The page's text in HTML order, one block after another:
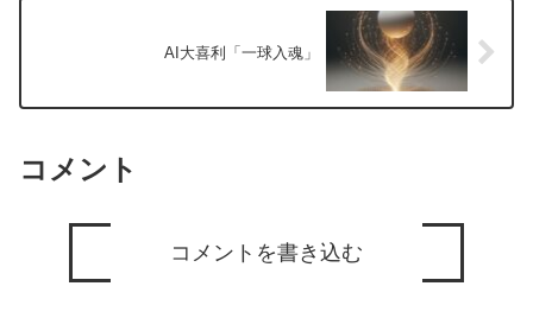
AI大喜利「一球入魂」
コメント
コメントを書き込む